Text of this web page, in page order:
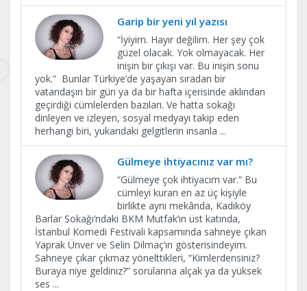
Garip bir yeni yıl yazısı
“İyiyim. Hayır değilim. Her şey çok
güzel olacak. Yok olmayacak. Her
inişin bir çıkışı var. Bu inişin sonu
yok.” Bunlar Türkiye’de yaşayan sıradan bir
vatandaşın bir gün ya da bir hafta içerisinde aklından
geçirdiği cümlelerden bazıları. Ve hatta sokağı
dinleyen ve izleyen, sosyal medyayı takip eden
herhangi biri, yukarıdaki gelgitlerin insanla ...
Gülmeye ihtiyacınız var mı?
“Gülmeye çok ihtiyacım var.” Bu
cümleyi kuran en az üç kişiyle
birlikte aynı mekânda, Kadıköy
Barlar Sokağı’ndaki BKM Mutfak’ın üst katında,
İstanbul Komedi Festivali kapsamında sahneye çıkan
Yaprak Ünver ve Selin Dilmaç’ın gösterisindeyim.
Sahneye çıkar çıkmaz yönelttikleri, “Kimlerdensiniz?
Buraya niye geldiniz?” sorularına alçak ya da yüksek
ses ...